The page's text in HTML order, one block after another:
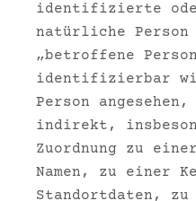
identifizierte
natürliche Person
„betroffene
identifizierbar
Person
indirekt,
Zuordnung zu
Namen, zu einer
Standortdaten, zu